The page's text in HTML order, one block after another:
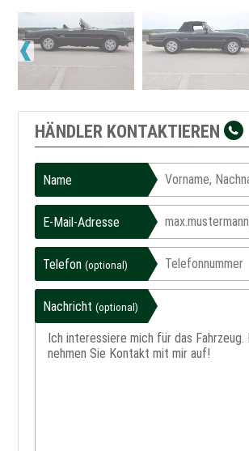
HÄNDLER KONTAKTIEREN
Name
E-Mail-Adresse
Telefon(optional)
Nachricht(optional)